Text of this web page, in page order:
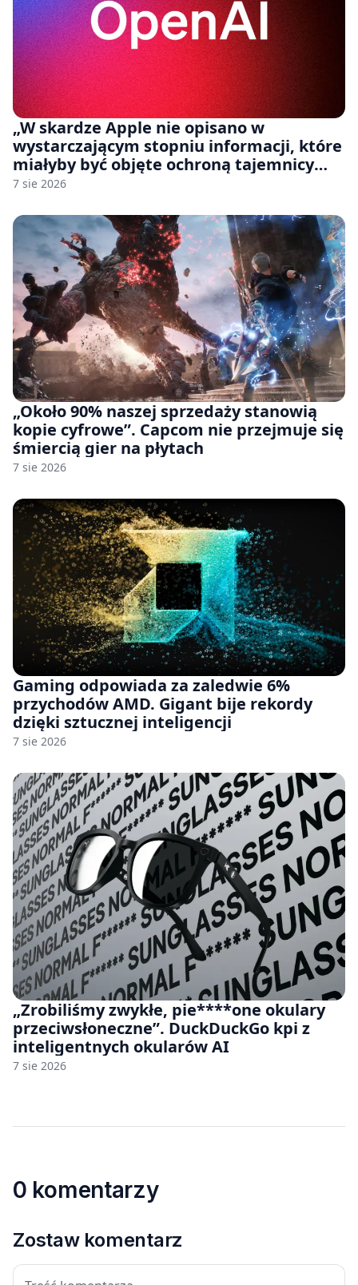
„W skardze Apple nie opisano w
wystarczającym stopniu informacji, które
miałyby być objęte ochroną tajemnicy
handlowej”. OpenAI żąda odrzucenia
7 sie 2026
„Około 90% naszej sprzedaży stanowią
kopie cyfrowe”. Capcom nie przejmuje się
śmiercią gier na płytach
7 sie 2026
Gaming odpowiada za zaledwie 6%
przychodów AMD. Gigant bije rekordy
dzięki sztucznej inteligencji
7 sie 2026
„Zrobiliśmy zwykłe, pie****one okulary
przeciwsłoneczne”. DuckDuckGo kpi z
inteligentnych okularów AI
7 sie 2026
0 komentarzy
Zostaw komentarz